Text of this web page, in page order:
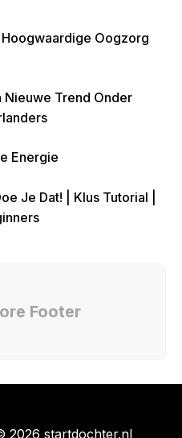
Oogzorg
Nieuwe Trend Onder
Energie
Je Dat! | Klus Tutorial |
Footer
2026 startdochter.nl